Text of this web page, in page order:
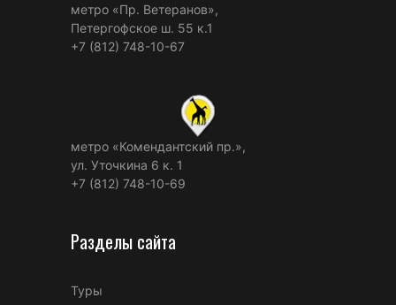
метро «Пр. Ветеранов»,
Петергофское ш. 55 к.1
+7 (812) 748-10-67
метро «Комендантский пр.»,
ул. Уточкина 6 к. 1
+7 (812) 748-10-69
Разделы сайта
Туры